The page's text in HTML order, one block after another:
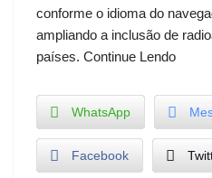
conforme o idioma do
ampliando a inclusão de
países. Continue Lendo
WhatsApp
Facebook